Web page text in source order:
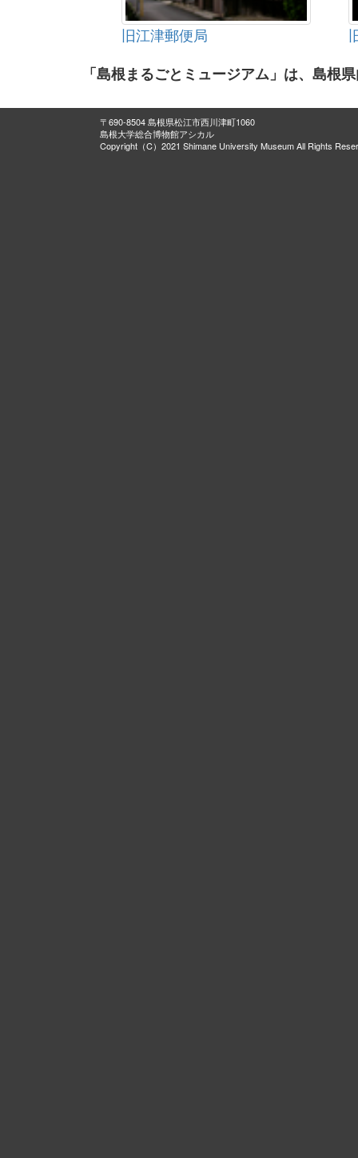
旧江津郵便局
「島根まるごとミュージアム」は、島根
〒690-8504 島根県松江市西川津町1060
島根大学総合博物館アシカル
Copyright（C）2021 Shimane University Museum All Rights